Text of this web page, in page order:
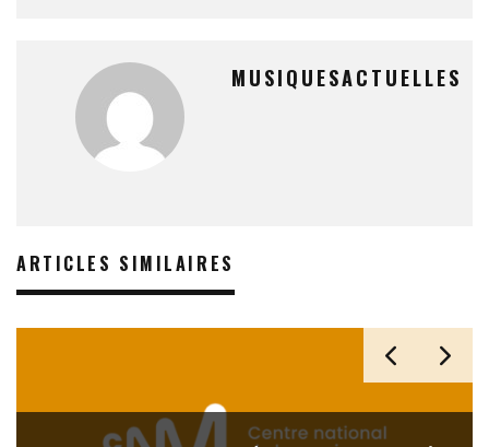
MUSIQUESACTUELLES
ARTICLES SIMILAIRES